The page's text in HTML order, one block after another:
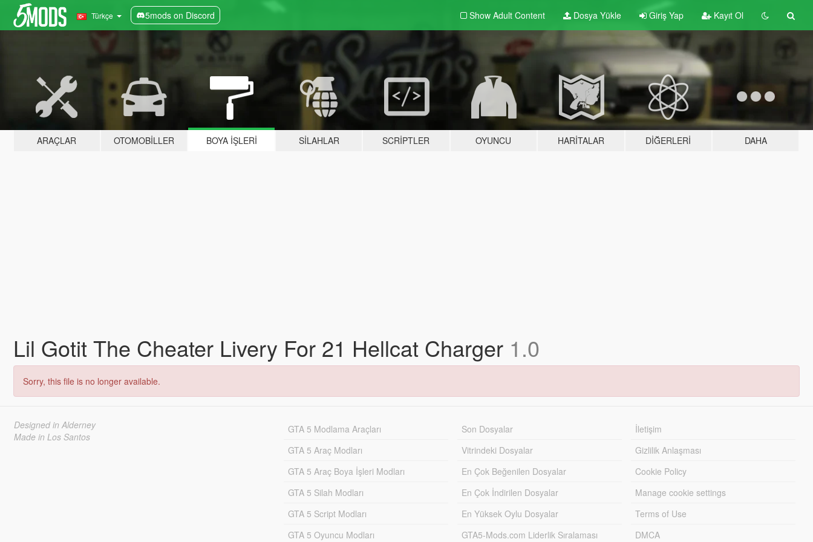
Türkçe 5mods on Discord Show Adult Content Dosya Yükle Giriş Yap Kayıt Ol
ARAÇLAR OTOMOBILLER BOYA İŞLERI SILAHLAR SCRIPTLER OYUNCU HARITALAR DIĞERLERI DAHA
Lil Gotit The Cheater Livery For 21 Hellcat Charger 1.0
Sorry, this file is no longer available.
Designed in Alderney
Made in Los Santos
GTA 5 Modlama Araçları
GTA 5 Araç Modları
GTA 5 Araç Boya İşleri Modları
GTA 5 Silah Modları
GTA 5 Script Modları
GTA 5 Oyuncu Modları
Son Dosyalar
Vitrindeki Dosyalar
En Çok Beğenilen Dosyalar
En Çok İndirilen Dosyalar
En Yüksek Oylu Dosyalar
GTA5-Mods.com Liderlik Sıralaması
İletişim
Gizlilik Anlaşması
Cookie Policy
Manage cookie settings
Terms of Use
DMCA